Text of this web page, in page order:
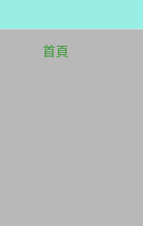
首頁